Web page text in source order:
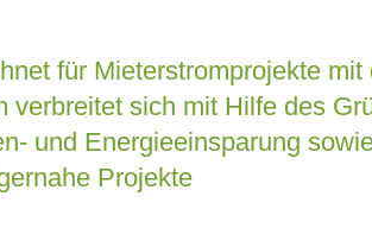
für Mieterstromprojekte mit
verbreitet sich mit Hilfe des
und Energieeinsparung
Projekte